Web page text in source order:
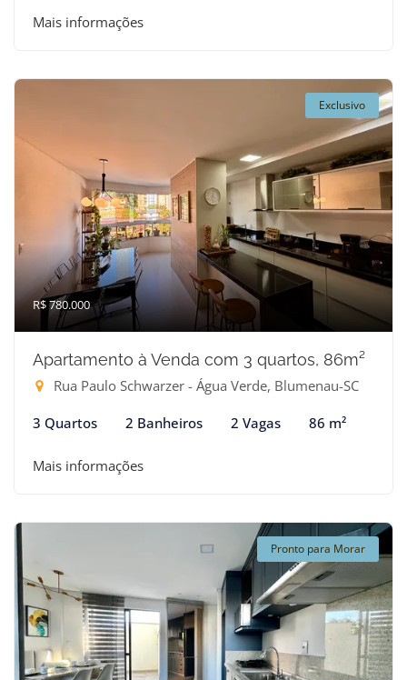
Mais informações
Exclusivo
R$ 780.000
Apartamento à Venda com 3 quartos, 86m²
Rua Paulo Schwarzer - Água Verde, Blumenau-SC
3 Quartos 2 Banheiros 2 Vagas 86 m²
Mais informações
Pronto para Morar